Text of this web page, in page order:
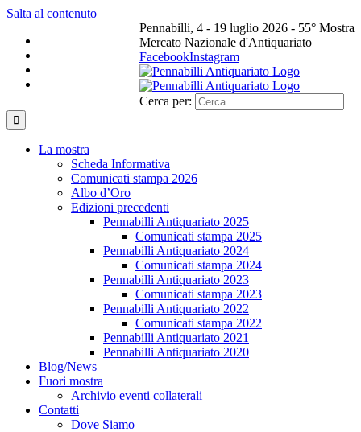
Salta al contenuto
Pennabilli, 4 - 19 luglio 2026 - 55° Mostra
Mercato Nazionale d'Antiquariato
FacebookInstagram
Cerca per:
La mostra
Scheda Informativa
Comunicati stampa 2026
Albo d’Oro
Edizioni precedenti
Pennabilli Antiquariato 2025
Comunicati stampa 2025
Pennabilli Antiquariato 2024
Comunicati stampa 2024
Pennabilli Antiquariato 2023
Comunicati stampa 2023
Pennabilli Antiquariato 2022
Comunicati stampa 2022
Pennabilli Antiquariato 2021
Pennabilli Antiquariato 2020
Blog/News
Fuori mostra
Archivio eventi collaterali
Contatti
Dove Siamo